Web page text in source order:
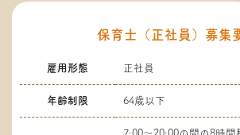
保育士（正社員）募集
雇用形態 正社員
年齢制限 64歳以下